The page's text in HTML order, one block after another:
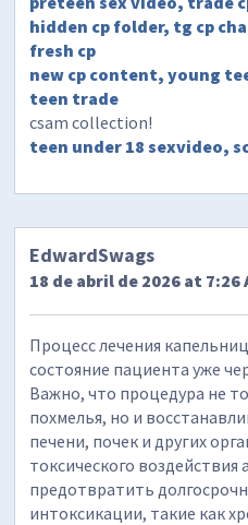
hidden cp folder, tg cp
fresh cp
new cp content, young
teen trade
csam collection!
teen under 18 sexvideo,
EdwardSwags
18 de abril de 2026 at 7:26
Процесс лечения
состояние пациента уже
Важно, что процедура не
похмелья, но и
печени, почек и других
токсического воздействия
предотвратить
интоксикации, такие как